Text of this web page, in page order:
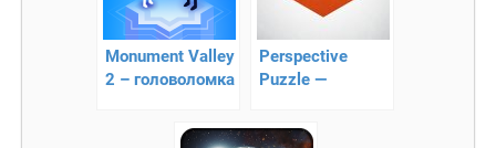
Monument Valley
2 – головоломка
Perspective
Puzzle —
головоломка